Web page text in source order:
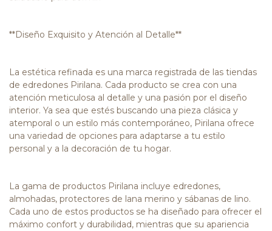
**Diseño Exquisito y Atención al Detalle**
La estética refinada es una marca registrada de las tiendas
de edredones Pirilana. Cada producto se crea con una
atención meticulosa al detalle y una pasión por el diseño
interior. Ya sea que estés buscando una pieza clásica y
atemporal o un estilo más contemporáneo, Pirilana ofrece
una variedad de opciones para adaptarse a tu estilo
personal y a la decoración de tu hogar.
La gama de productos Pirilana incluye edredones,
almohadas, protectores de lana merino y sábanas de lino.
Cada uno de estos productos se ha diseñado para ofrecer el
máximo confort y durabilidad, mientras que su apariencia